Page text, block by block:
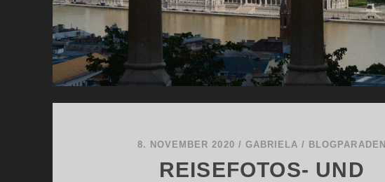
8. NOVEMBER 2020 / GABRIELA / BLOGPARADEN
REISEFOTOS- UND